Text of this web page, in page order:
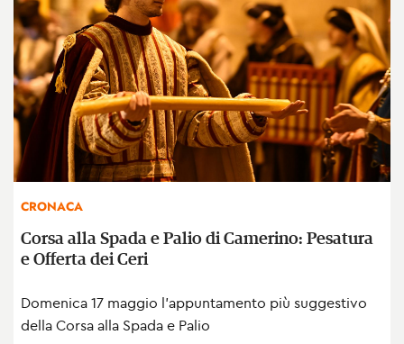
CRONACA
Corsa alla Spada e Palio di Camerino: Pesatura
e Offerta dei Ceri
Domenica 17 maggio l’appuntamento più suggestivo
della Corsa alla Spada e Palio